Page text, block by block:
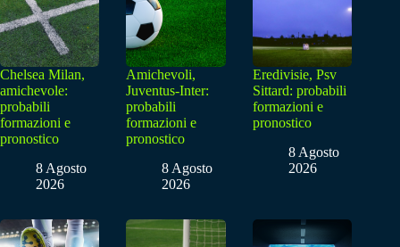
Chelsea Milan,
amichevole:
probabili
formazioni e
pronostico
8 Agosto
2026
Amichevoli,
Juventus-Inter:
probabili
formazioni e
pronostico
8 Agosto
2026
Eredivisie, Psv
Sittard: probabili
formazioni e
pronostico
8 Agosto
2026